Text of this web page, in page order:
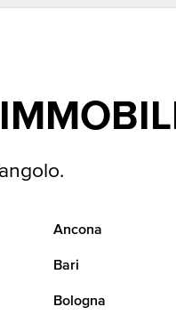
Ancona
Bari
Bologna